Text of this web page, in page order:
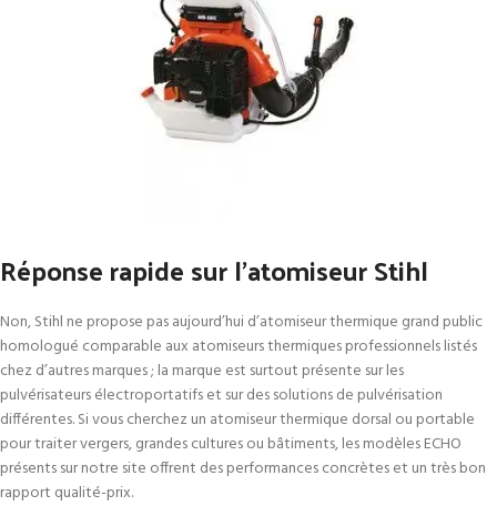
Réponse rapide sur l’atomiseur Stihl
Non, Stihl ne propose pas aujourd’hui d’atomiseur thermique grand public
homologué comparable aux atomiseurs thermiques professionnels listés
chez d’autres marques ; la marque est surtout présente sur les
pulvérisateurs électroportatifs et sur des solutions de pulvérisation
différentes. Si vous cherchez un atomiseur thermique dorsal ou portable
pour traiter vergers, grandes cultures ou bâtiments, les modèles ECHO
présents sur notre site offrent des performances concrètes et un très bon
rapport qualité-prix.